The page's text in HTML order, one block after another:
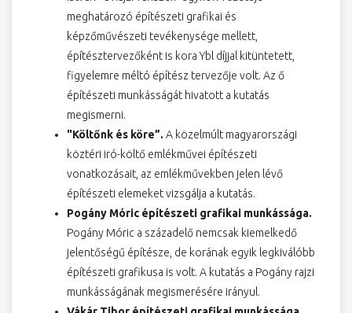
meghatározó építészeti grafikai és
képzőművészeti tevékenysége mellett,
építésztervezőként is kora Ybl díjjal kitüntetett,
figyelemre méltó építész tervezője volt. Az ő
építészeti munkásságát hivatott a kutatás
megismerni.
"Költőnk és köre”. A közelmúlt magyarországi
köztéri iró-költő emlékművei építészeti
vonatkozásait, az emlékművekben jelen lévő
építészeti elemeket vizsgálja a kutatás.
Pogány Móric építészeti grafikai munkássága.
Pogány Móric a századelő nemcsak kiemelkedő
jelentőségű építésze, de korának egyik legkiválóbb
építészeti grafikusa is volt. A kutatás a Pogány rajzi
munkásságának megismerésére irányul.